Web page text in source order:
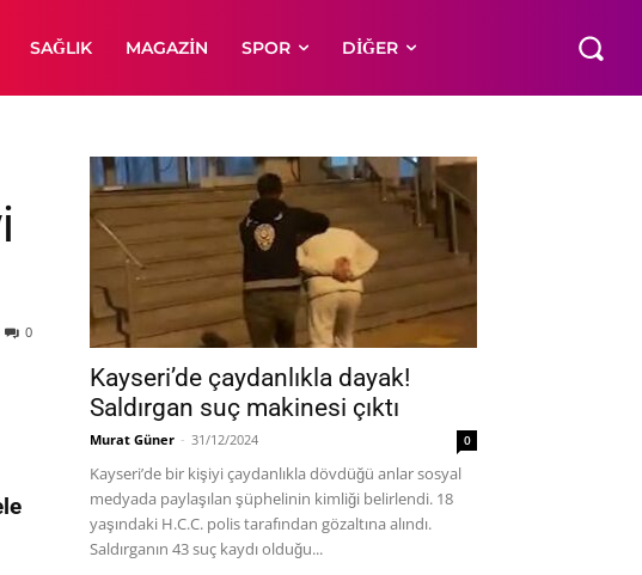
SAĞLIK MAGAZIN SPOR DIĞER
0
Kayseri’de çaydanlıkla dayak!
Saldırgan suç makinesi çıktı
Murat Güner - 31/12/2024 0
Kayseri’de bir kişiyi çaydanlıkla dövdüğü anlar sosyal
medyada paylaşılan şüphelinin kimliği belirlendi. 18
yaşındaki H.C.C. polis tarafından gözaltına alındı.
Saldırganın 43 suç kaydı olduğu...